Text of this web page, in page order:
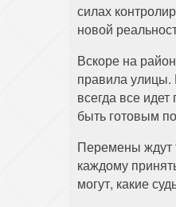
силах
новой
Вскоре на
правила улицы.
всегда все
быть готовым
Перемены ждут
каждому
могут, какие